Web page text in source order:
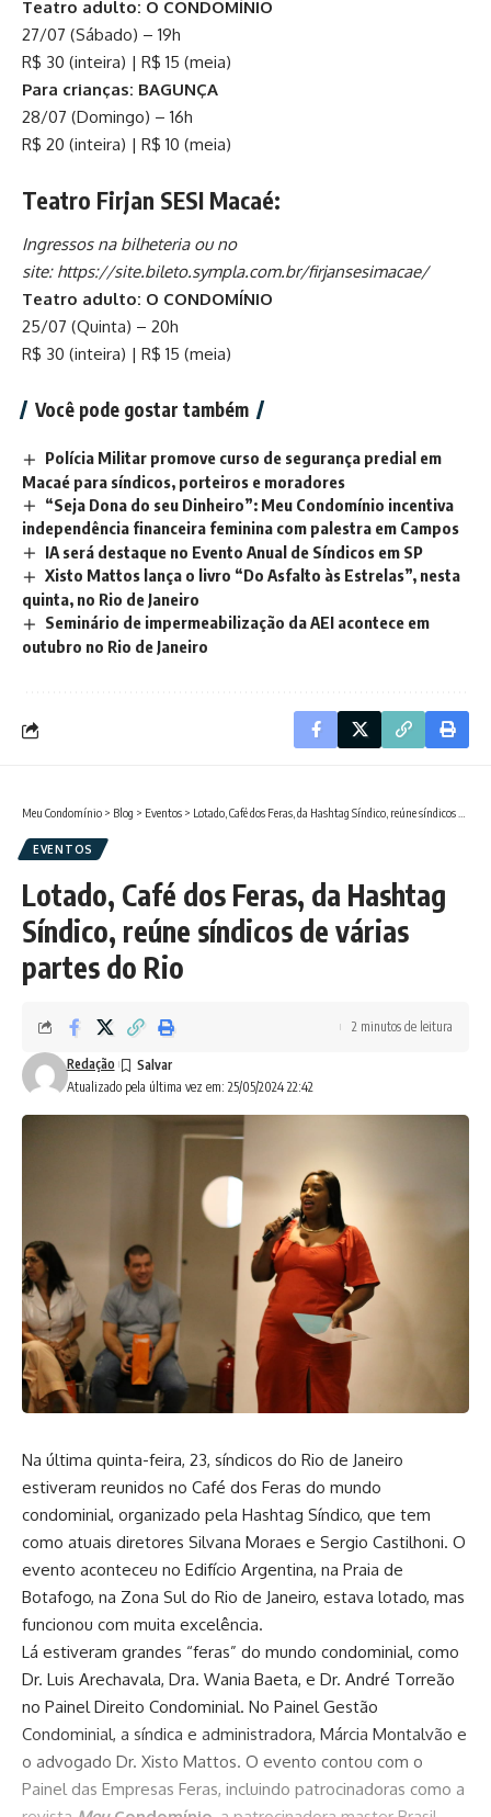
Teatro adulto: O CONDOMÍNIO
27/07 (Sábado) – 19h
R$ 30 (inteira) | R$ 15 (meia)
Para crianças: BAGUNÇA
28/07 (Domingo) – 16h
R$ 20 (inteira) | R$ 10 (meia)
Teatro Firjan SESI Macaé:
Ingressos na bilheteria ou no
site: https://site.bileto.sympla.com.br/firjansesimacae/
Teatro adulto: O CONDOMÍNIO
25/07 (Quinta) – 20h
R$ 30 (inteira) | R$ 15 (meia)
Você pode gostar também
Polícia Militar promove curso de segurança predial em
Macaé para síndicos, porteiros e moradores
“Seja Dona do seu Dinheiro”: Meu Condomínio incentiva
independência financeira feminina com palestra em Campos
IA será destaque no Evento Anual de Síndicos em SP
Xisto Mattos lança o livro “Do Asfalto às Estrelas”, nesta
quinta, no Rio de Janeiro
Seminário de impermeabilização da AEI acontece em
outubro no Rio de Janeiro
Meu Condomínio > Blog > Eventos > Lotado, Café dos Feras, da Hashtag Síndico, reúne síndicos de várias partes do Rio
EVENTOS
Lotado, Café dos Feras, da Hashtag
Síndico, reúne síndicos de várias
partes do Rio
Atualizado pela última vez em: 25/05/2024 22:42
Redação
2 minutos de leitura
Na última quinta-feira, 23, síndicos do Rio de Janeiro
estiveram reunidos no Café dos Feras do mundo
condominial, organizado pela Hashtag Síndico, que tem
como atuais diretores Silvana Moraes e Sergio Castilhoni. O
evento aconteceu no Edifício Argentina, na Praia de
Botafogo, na Zona Sul do Rio de Janeiro, estava lotado, mas
funcionou com muita excelência.
Lá estiveram grandes “feras” do mundo condominial, como
Dr. Luis Arechavala, Dra. Wania Baeta, e Dr. André Torreão
no Painel Direito Condominial. No Painel Gestão
Condominial, a síndica e administradora, Márcia Montalvão e
o advogado Dr. Xisto Mattos. O evento contou com o
Painel das Empresas Feras, incluindo patrocinadoras como a